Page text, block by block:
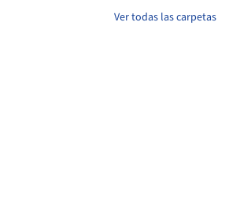
Ver todas las carpetas